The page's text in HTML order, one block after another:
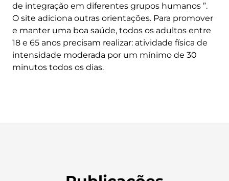
de integração em diferentes grupos humanos ”.
O site adiciona outras orientações. Para promover
e manter uma boa saúde, todos os adultos entre
18 e 65 anos precisam realizar: atividade física de
intensidade moderada por um mínimo de 30
minutos todos os dias.